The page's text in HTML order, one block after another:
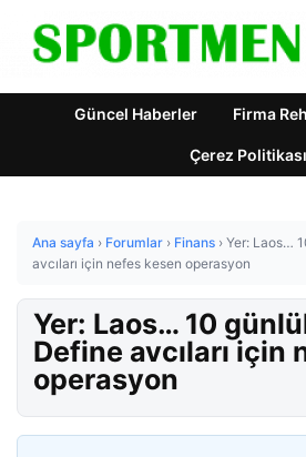
Güncel Haberler Firma
Çerez Politikası
Ana sayfa › Forumlar › Finans › Yer: Laos…
avcıları için nefes kesen operasyon
Yer: Laos… 10
Define avcıları için
operasyon